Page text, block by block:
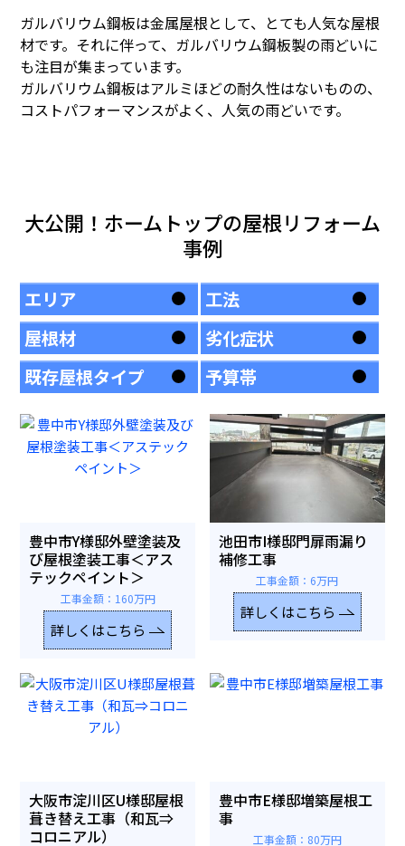
ガルバリウム鋼板は金属屋根として、とても人気な屋根
材です。それに伴って、ガルバリウム鋼板製の雨どいに
も注目が集まっています。
ガルバリウム鋼板はアルミほどの耐久性はないものの、
コストパフォーマンスがよく、人気の雨どいです。
大公開！ホームトップの屋根リフォーム
事例
エリア
工法
屋根材
劣化症状
既存屋根タイプ
予算帯
豊中市Y様邸外壁塗装及
び屋根塗装工事＜アス
テックペイント＞
工事金額：160万円
詳しくはこちら
池田市I様邸門扉雨漏り
補修工事
工事金額：6万円
詳しくはこちら
大阪市淀川区U様邸屋根
葺き替え工事（和瓦⇒
コロニアル）
豊中市E様邸増築屋根工
事
工事金額：80万円